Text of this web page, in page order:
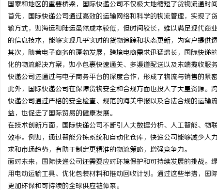
国家和地区的重要桥梁，国际快递公司不仅极大地缩短了货物流通时
首先，国际快递公司通过高效的运输网络和科学的物流管理，实现
输方式，如海运和陆运虽然成本较低，但时间较长，难以满足现代
的信息技术，能够实现几乎实时的货物追踪和状态更新，为客户提供
其次，随着电子商务的蓬勃发展，跨境电商需求迅猛增长，国际快
化的物流解决方案，如小包裹快速通关、多渠道配送以及末端揽收
快递公司还通过与电子商务平台的深度合作，形成了物流与销售的紧
此外，国际快递公司在保障货物安全和合规方面也投入了大量资源
快递公司通过严格的安全检查、规范的海关申报以及合法合规的运
益，也促进了国际贸易的健康发展。
在技术创新方面，国际快递公司不断引入大数据分析、人工智能、
效率。例如，通过智能分拣系统和自动化仓库，快递公司能够减少
求和市场趋势，有助于制定更精准的物流策略，增强竞争力。
面对未来，国际快递公司还需要应对环境保护和可持续发展的挑战
用电动运输工具、优化包装材料和推动回收计划。通过这些举措，
更加环保和可持续的全球供应链体系。